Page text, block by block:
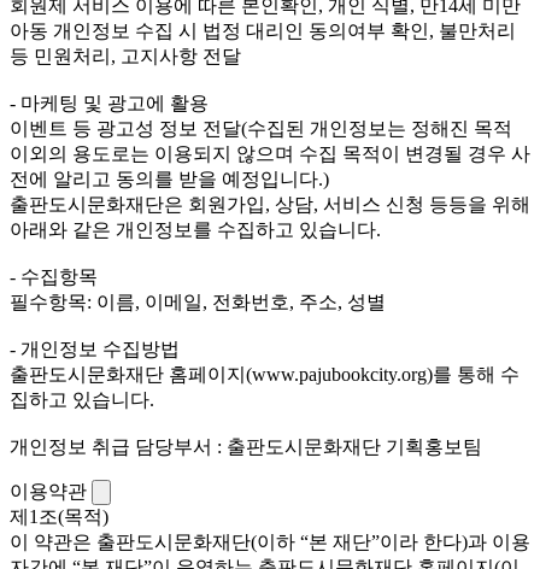
회원제 서비스 이용에 따른 본인확인, 개인 식별, 만14세 미만
아동 개인정보 수집 시 법정 대리인 동의여부 확인, 불만처리
등 민원처리, 고지사항 전달
- 마케팅 및 광고에 활용
이벤트 등 광고성 정보 전달(수집된 개인정보는 정해진 목적
이외의 용도로는 이용되지 않으며 수집 목적이 변경될 경우 사
전에 알리고 동의를 받을 예정입니다.)
출판도시문화재단은 회원가입, 상담, 서비스 신청 등등을 위해
아래와 같은 개인정보를 수집하고 있습니다.
- 수집항목
필수항목: 이름, 이메일, 전화번호, 주소, 성별
- 개인정보 수집방법
출판도시문화재단 홈페이지(www.pajubookcity.org)를 통해 수
집하고 있습니다.
개인정보 취급 담당부서 : 출판도시문화재단 기획홍보팀
이용약관
제1조(목적)
이 약관은 출판도시문화재단(이하 “본 재단”이라 한다)과 이용